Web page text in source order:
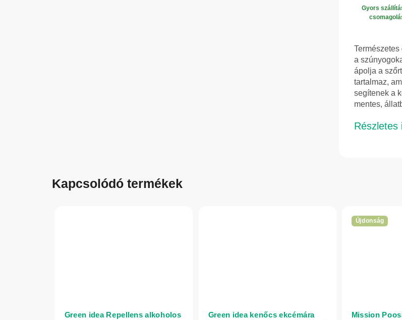
Gyors
a
ápolja a
tartalmaz,
segítenek a
mentes,
Részletes
Kapcsolódó termékek
Green idea Repellens alkoholos Green idea kenőcs ekcémára
Újdonság
Mission